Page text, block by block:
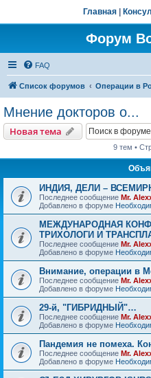
Главная
Форум
FAQ
Список форумов Операции в
Мнение докторов о...
Новая тема
9 тем •
ИНДИЯ, ДЕЛИ –
Последнее сообщение Mr.
Добавлено в форуме
МЕЖДУНАРОДНАЯ
ТРИХОЛОГИ И
Последнее сообщение Mr.
Добавлено в форуме
Внимание, операции в
Последнее сообщение Mr.
Добавлено в форуме
29-й, "ГИБРИДНЫЙ"…
Последнее сообщение Mr.
Добавлено в форуме
Пандемия не помеха.
Последнее сообщение Mr.
Добавлено в форуме